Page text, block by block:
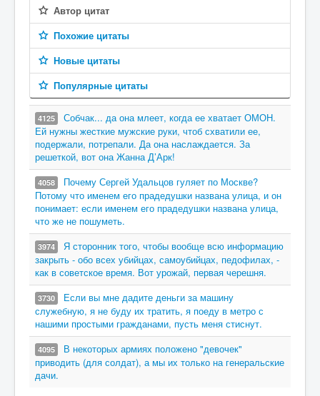
Автор цитат
Похожие цитаты
Новые цитаты
Популярные цитаты
4125
Собчак... да она млеет, когда ее хватает ОМОН.
Ей нужны жесткие мужские руки, чтоб схватили ее,
подержали, потрепали. Да она наслаждается. За
решеткой, вот она Жанна Д’Арк!
4058
Почему Сергей Удальцов гуляет по Москве?
Потому что именем его прадедушки названа улица, и он
понимает: если именем его прадедушки названа улица,
что же не пошуметь.
3974
Я сторонник того, чтобы вообще всю информацию
закрыть - обо всех убийцах, самоубийцах, педофилах, -
как в советское время. Вот урожай, первая черешня.
3730
Если вы мне дадите деньги за машину
служебную, я не буду их тратить, я поеду в метро с
нашими простыми гражданами, пусть меня стиснут.
4095
В некоторых армиях положено "девочек"
приводить (для солдат), а мы их только на генеральские
дачи.